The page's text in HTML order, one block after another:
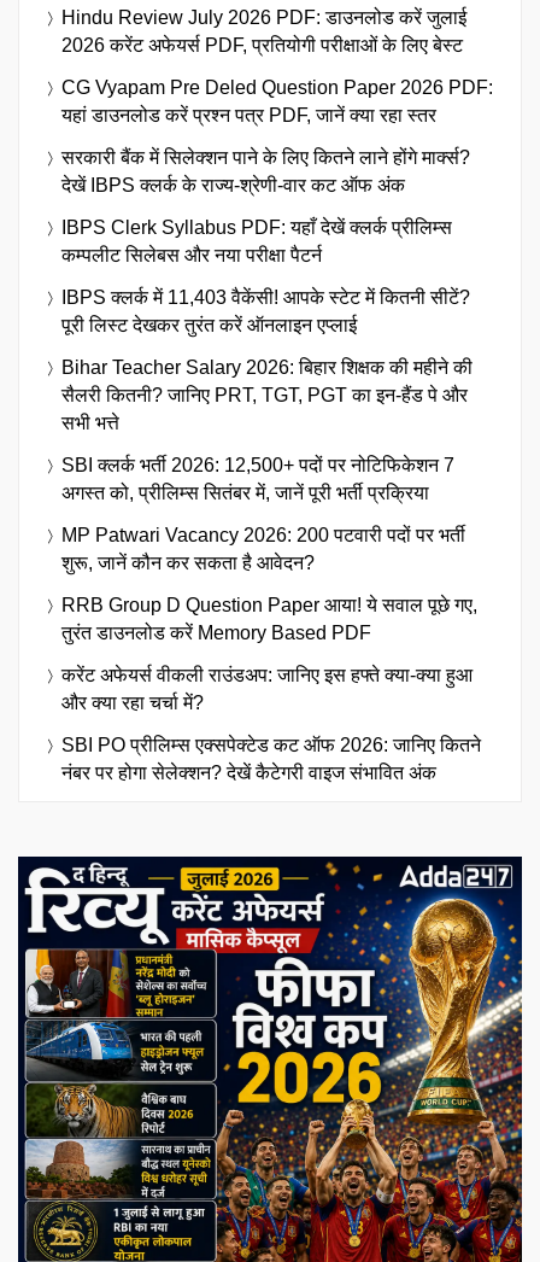
Hindu Review July 2026 PDF: डाउनलोड करें जुलाई
2026 करेंट अफेयर्स PDF, प्रतियोगी परीक्षाओं के लिए बेस्ट
CG Vyapam Pre Deled Question Paper 2026 PDF:
यहां डाउनलोड करें प्रश्न पत्र PDF, जानें क्या रहा स्तर
सरकारी बैंक में सिलेक्शन पाने के लिए कितने लाने होंगे मार्क्स?
देखें IBPS क्लर्क के राज्य-श्रेणी-वार कट ऑफ अंक
IBPS Clerk Syllabus PDF: यहाँ देखें क्लर्क प्रीलिम्स
कम्पलीट सिलेबस और नया परीक्षा पैटर्न
IBPS क्लर्क में 11,403 वैकेंसी! आपके स्टेट में कितनी सीटें?
पूरी लिस्ट देखकर तुरंत करें ऑनलाइन एप्लाई
Bihar Teacher Salary 2026: बिहार शिक्षक की महीने की
सैलरी कितनी? जानिए PRT, TGT, PGT का इन-हैंड पे और
सभी भत्ते
SBI क्लर्क भर्ती 2026: 12,500+ पदों पर नोटिफिकेशन 7
अगस्त को, प्रीलिम्स सितंबर में, जानें पूरी भर्ती प्रक्रिया
MP Patwari Vacancy 2026: 200 पटवारी पदों पर भर्ती
शुरू, जानें कौन कर सकता है आवेदन?
RRB Group D Question Paper आया! ये सवाल पूछे गए,
तुरंत डाउनलोड करें Memory Based PDF
करेंट अफेयर्स वीकली राउंडअप: जानिए इस हफ्ते क्या-क्या हुआ
और क्या रहा चर्चा में?
SBI PO प्रीलिम्स एक्सपेक्टेड कट ऑफ 2026: जानिए कितने
नंबर पर होगा सेलेक्शन? देखें कैटेगरी वाइज संभावित अंक